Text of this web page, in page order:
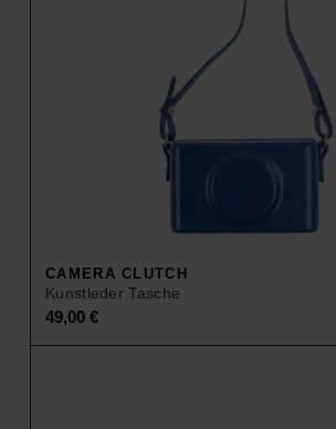
CAMERA CLUTCH
Kunstleder Tasche
49,00 €